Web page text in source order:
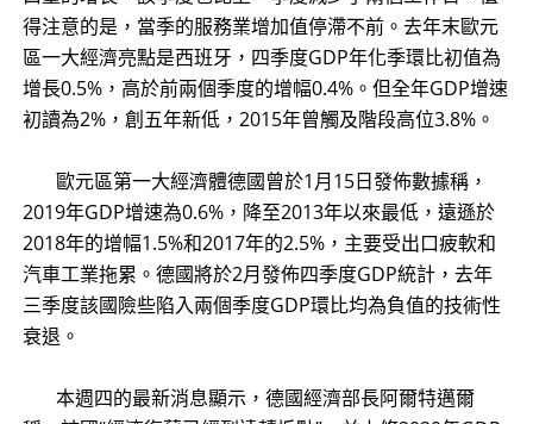
得注意的是，當季的服務業增加值停滯不前。去年末歐元
區一大經濟亮點是西班牙，四季度GDP年化季環比初值為
增長0.5%，高於前兩個季度的增幅0.4%。但全年GDP增速
初讀為2%，創五年新低，2015年曾觸及階段高位3.8%。
歐元區第一大經濟體德國曾於1月15日發佈數據稱，
2019年GDP增速為0.6%，降至2013年以來最低，遠遜於
2018年的增幅1.5%和2017年的2.5%，主要受出口疲軟和
汽車工業拖累。德國將於2月發佈四季度GDP統計，去年
三季度該國險些陷入兩個季度GDP環比均為負值的技術性
衰退。
本週四的最新消息顯示，德國經濟部長阿爾特邁爾